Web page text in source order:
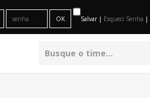
Salvar | Esqueci Senha |